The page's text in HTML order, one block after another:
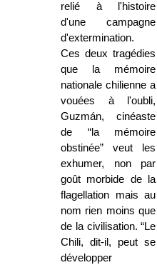
relié à l'histoire
d'une campagne
d'extermination.
Ces deux tragédies
que la mémoire
nationale chilienne a
vouées à l'oubli,
Guzmán, cinéaste
de “la mémoire
obstinée” veut les
exhumer, non par
goût morbide de la
flagellation mais au
nom rien moins que
de la civilisation. “Le
Chili, dit-il, peut se
développer